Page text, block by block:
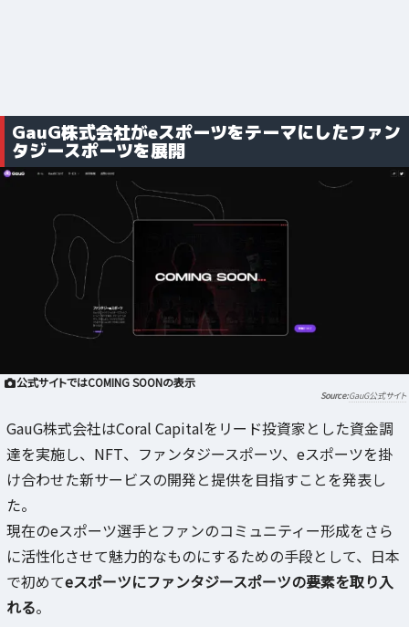
GauG株式会社がeスポーツをテーマにしたファン
タジースポーツを展開
公式サイトではCOMING SOONの表示
GauG公式サイト
GauG株式会社はCoral Capitalをリード投資家とした資金調
達を実施し、NFT、ファンタジースポーツ、eスポーツを掛
け合わせた新サービスの開発と提供を目指すことを発表し
た。
現在のeスポーツ選手とファンのコミュニティー形成をさら
に活性化させて魅力的なものにするための手段として、日本
で初めてeスポーツにファンタジースポーツの要素を取り入
れる。